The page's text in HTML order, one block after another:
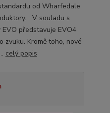
od Wharfedale
V souladu s
představuje EVO4
zvuku. Kromě toho, nové
celý popis